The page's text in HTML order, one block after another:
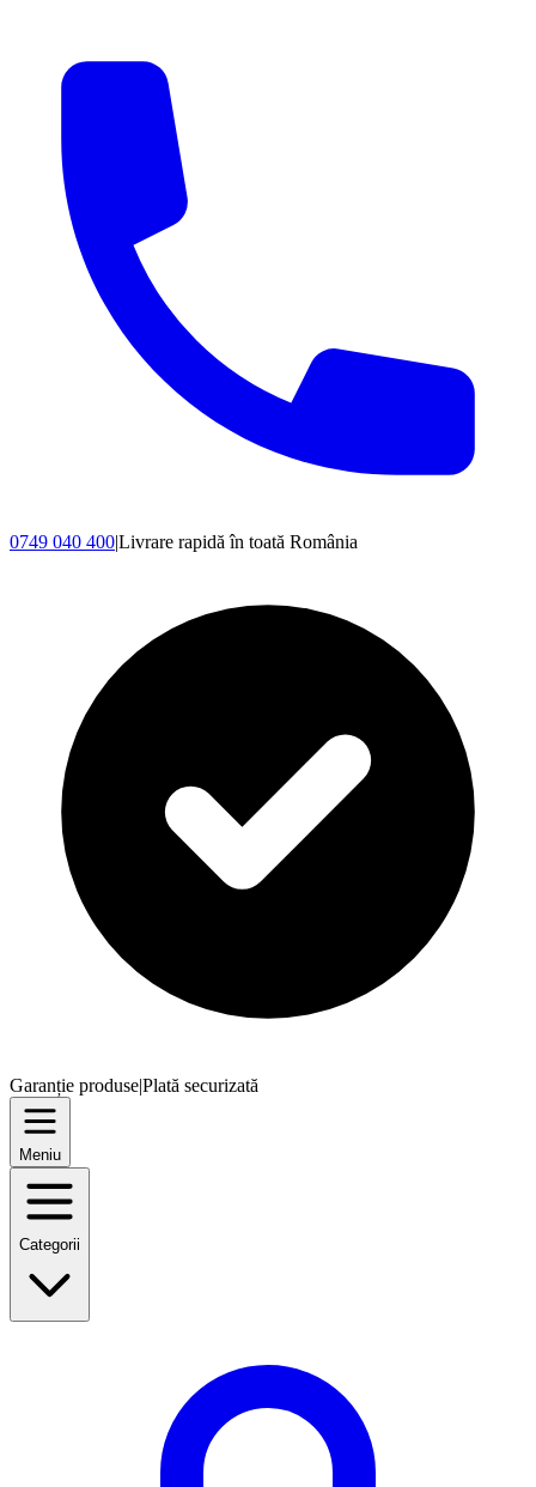
0749 040 400|Livrare rapidă în toată România
Garanție produse|Plată securizată
Meniu
Categorii